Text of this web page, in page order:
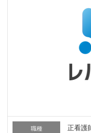
職種 正看護